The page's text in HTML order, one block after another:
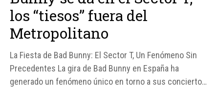
los “tiesos” fuera del
Metropolitano
La Fiesta de Bad Bunny: El Sector T, Un Fenómeno Sin
Precedentes La gira de Bad Bunny en España ha
generado un fenómeno único en torno a sus conciertos